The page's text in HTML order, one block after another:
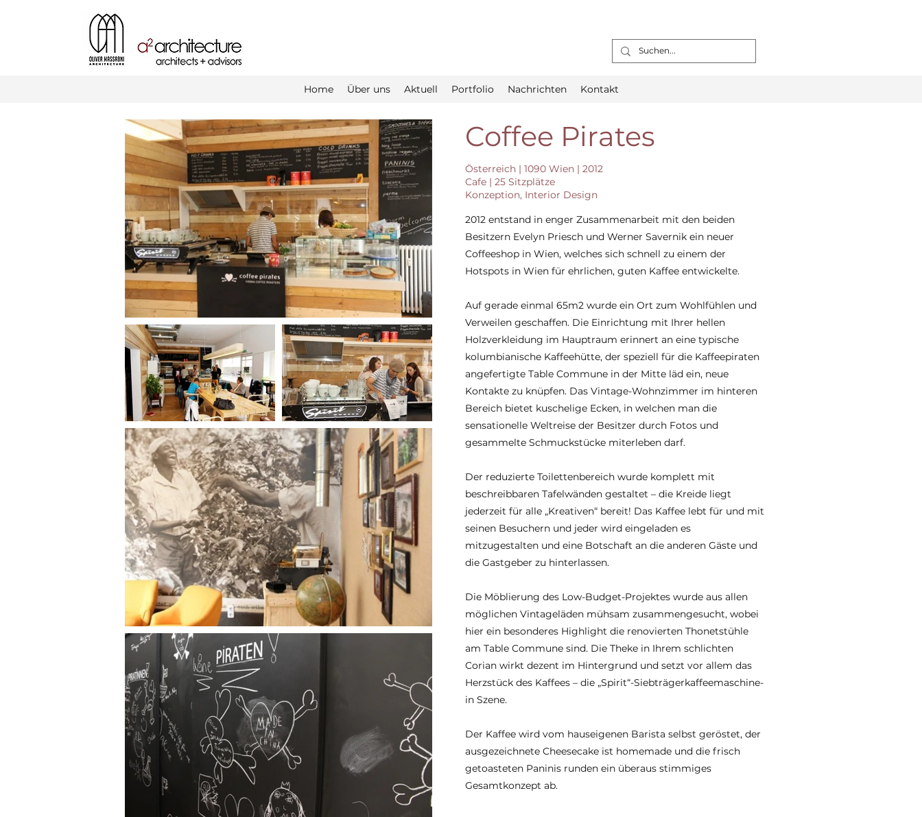
Home Über uns Aktuell Portfolio Nachrichten Kontakt
Coffee Pirates
Österreich | 1090 Wien | 2012
Cafe | 25 Sitzplätze
Konzeption, Interior Design
2012 entstand in enger Zusammenarbeit mit den beiden
Besitzern Evelyn Priesch und Werner Savernik ein neuer
Coffeeshop in Wien, welches sich schnell zu einem der
Hotspots in Wien für ehrlichen, guten Kaffee entwickelte.
Auf gerade einmal 65m2 wurde ein Ort zum Wohlfühlen und
Verweilen geschaffen. Die Einrichtung mit Ihrer hellen
Holzverkleidung im Hauptraum erinnert an eine typische
kolumbianische Kaffeehütte, der speziell für die Kaffeepiraten
angefertigte Table Commune in der Mitte läd ein, neue
Kontakte zu knüpfen. Das Vintage-Wohnzimmer im hinteren
Bereich bietet kuschelige Ecken, in welchen man die
sensationelle Weltreise der Besitzer durch Fotos und
gesammelte Schmuckstücke miterleben darf.
Der reduzierte Toilettenbereich wurde komplett mit
beschreibbaren Tafelwänden gestaltet – die Kreide liegt
jederzeit für alle „Kreativen“ bereit! Das Kaffee lebt für und mit
seinen Besuchern und jeder wird eingeladen es
mitzugestalten und eine Botschaft an die anderen Gäste und
die Gastgeber zu hinterlassen.
Die Möblierung des Low-Budget-Projektes wurde aus allen
möglichen Vintageläden mühsam zusammengesucht, wobei
hier ein besonderes Highlight die renovierten Thonetstühle
am Table Commune sind. Die Theke in Ihrem schlichten
Corian wirkt dezent im Hintergrund und setzt vor allem das
Herzstück des Kaffees – die „Spirit“-Siebträgerkaffeemaschine-
in Szene.
Der Kaffee wird vom hauseigenen Barista selbst geröstet, der
ausgezeichnete Cheesecake ist homemade und die frisch
getoasteten Paninis runden ein überaus stimmiges
Gesamtkonzept ab.